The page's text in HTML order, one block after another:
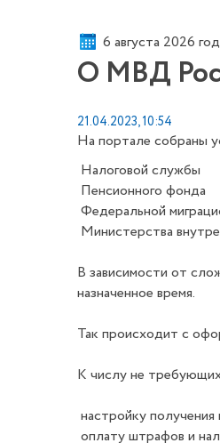
6 августа 2026
О МВД
21.04.2023, 10:54
На портале собраны
Налоговой службы
Пенсионного фонда
Федеральной
Министерства
В зависимости от
назначенное время.
Так происходит с
К числу не
настройку
оплату штрафов и